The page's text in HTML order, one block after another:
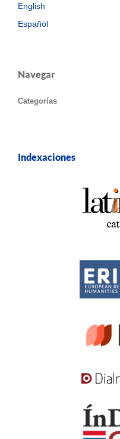
English
Español
Navegar
Categorías
Indexaciones